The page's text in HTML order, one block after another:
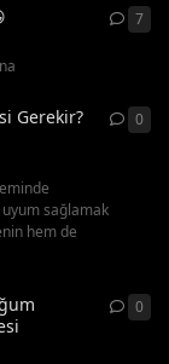
7
Gerekir?
sağlamak
hem de
0
0